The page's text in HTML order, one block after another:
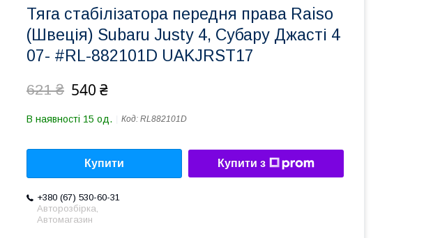
Тяга стабілізатора передня права Raiso
(Швеція) Subaru Justy 4, Субару Джасті 4
07- #RL-882101D UAKJRST17
621 ₴ 540 ₴
В наявності 15 од. Код: RL882101D
Купити Купити з
+380 (67) 530-60-31
Авторозбірка,
Автомагазин